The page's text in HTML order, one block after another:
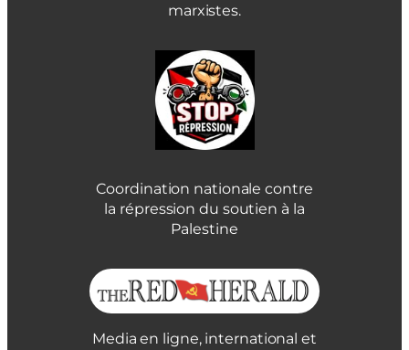
marxistes.
Coordination nationale contre
la répression du soutien à la
Palestine
Media en ligne, international et